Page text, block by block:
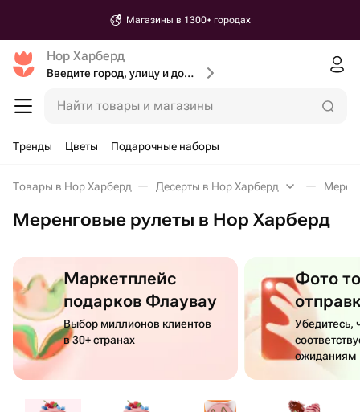
Магазины в 1300+ городах
Нор Харберд
Введите город, улицу и дом доставки
Найти товары и магазины
Тренды Цветы Подарочные наборы
Товары в Нор Харберд Десерты в Нор Харберд
Меренговые рулеты в Нор Харберд
Маркетплейс
подарков Флаувау
Выбор миллионов клиентов
в 30+ странах
Фото
Убедитесь,
ожиданиям